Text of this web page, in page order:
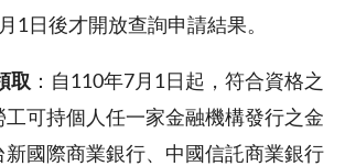
月 1 日後才開放查詢申請結果。
取 ：自 110年7月 1 日起，符合資格之
可持個人任一家金融機構發行之金
新國際商業銀行、中國信託商業銀行